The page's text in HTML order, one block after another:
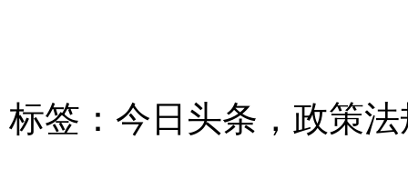
标签： 今日头条 ， 政策法